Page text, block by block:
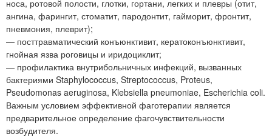
носа, ротовой полости, глотки, гортани, легких и плевры (отит,
ангина, фарингит, стоматит, пародонтит, гайморит, фронтит,
пневмония, плеврит);
— посттравматический конъюнктивит, кератоконъюнктивит,
гнойная язва роговицы и иридоциклит;
— профилактика внутрибольничных инфекций, вызванных
бактериями Staphylococcus, Streptococcus, Proteus,
Pseudomonas aeruginosa, Klebsiella pneumoniae, Escherichia coli.
Важным условием эффективной фаготерапии является
предварительное определение фагочувствительности
возбудителя.